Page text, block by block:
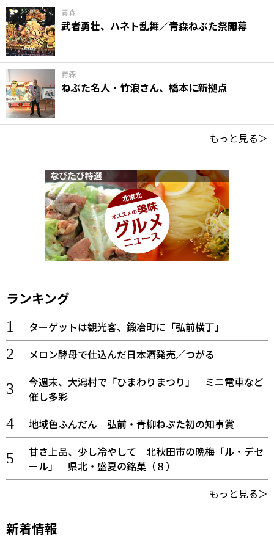
青森
武者勇壮、ハネト乱舞／青森ねぶた祭開幕
青森
ねぶた名人・竹浪さん、橋本に新拠点
もっと見る＞
ランキング
ターゲットは観光客、鍛冶町に「弘前横丁」
メロン酵母で仕込んだ日本酒発売／つがる
今週末、大潟村で「ひまわりまつり」 ミニ電車など
催し多彩
地域色ふんだん 弘前・青柳ねぷた初の知事賞
甘さ上品、少し冷やして 北秋田市の晩梅「ル・デセ
ール」 県北・盛夏の銘菓（８）
もっと見る＞
新着情報